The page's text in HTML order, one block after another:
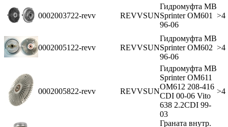
0002003722-revv REVVSUN
Гидромуфта MB
Sprinter OM601
96-06
>4
0002005122-revv REVVSUN
Гидромуфта MB
Sprinter OM602
96-06
>4
0002005822-revv REVVSUN
Гидромуфта MB
Sprinter OM611
OM612 208-416
CDI 00-06 Vito
638 2.2CDI 99-
03
>4
Граната внутр.